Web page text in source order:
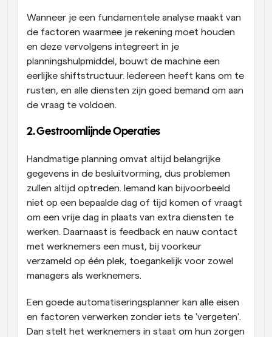
Wanneer je een fundamentele analyse maakt van
de factoren waarmee je rekening moet houden
en deze vervolgens integreert in je
planningshulpmiddel, bouwt de machine een
eerlijke shiftstructuur. Iedereen heeft kans om te
rusten, en alle diensten zijn goed bemand om aan
de vraag te voldoen.
2. Gestroomlijnde Operaties
Handmatige planning omvat altijd belangrijke
gegevens in de besluitvorming, dus problemen
zullen altijd optreden. Iemand kan bijvoorbeeld
niet op een bepaalde dag of tijd komen of vraagt
om een vrije dag in plaats van extra diensten te
werken. Daarnaast is feedback en nauw contact
met werknemers een must, bij voorkeur
verzameld op één plek, toegankelijk voor zowel
managers als werknemers.
Een goede automatiseringsplanner kan alle eisen
en factoren verwerken zonder iets te 'vergeten'.
Dan stelt het werknemers in staat om hun zorgen